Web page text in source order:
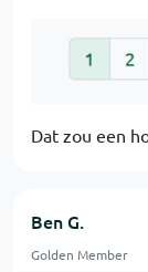
Dat zou een
Ben G.
Golden Member